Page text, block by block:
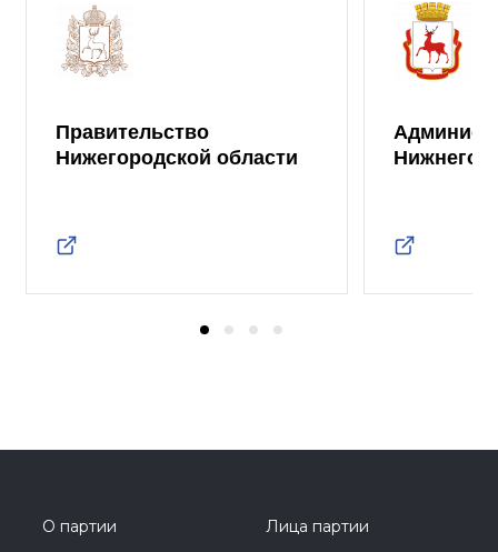
Правительство
Нижегородской области
Нижнего
О партии
Лица партии